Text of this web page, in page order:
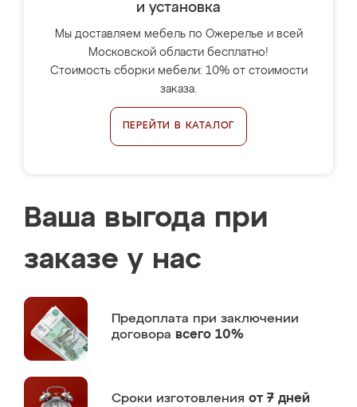
и установка
Мы доставляем мебель по Ожерелье и всей
Московской области бесплатно!
Стоимость сборки мебели: 10% от стоимости
заказа.
ПЕРЕЙТИ В КАТАЛОГ
Ваша выгода при
заказе у нас
Предоплата при заключении
договора всего 10%
Сроки изготовления от 7 дней